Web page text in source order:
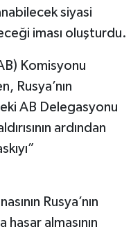
siyasi
iması oluşturdu.
Komisyonu
Rusya’nın
AB Delegasyonu
ardından
Rusya’nın
hasar almasının